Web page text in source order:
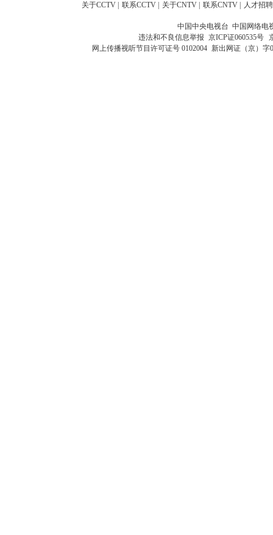
关于CCTV 联系CCTV 关于CNTV 联系CNTV 人才招聘
中国中央电视台 中国网络电
违法和不良信息举报 京ICP证060535号
网上传播视听节目许可证号 0102004 新出网证（京）